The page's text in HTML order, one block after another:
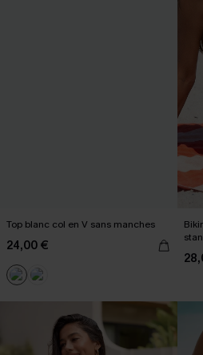
Top blanc col en V sans manches
24,00 €